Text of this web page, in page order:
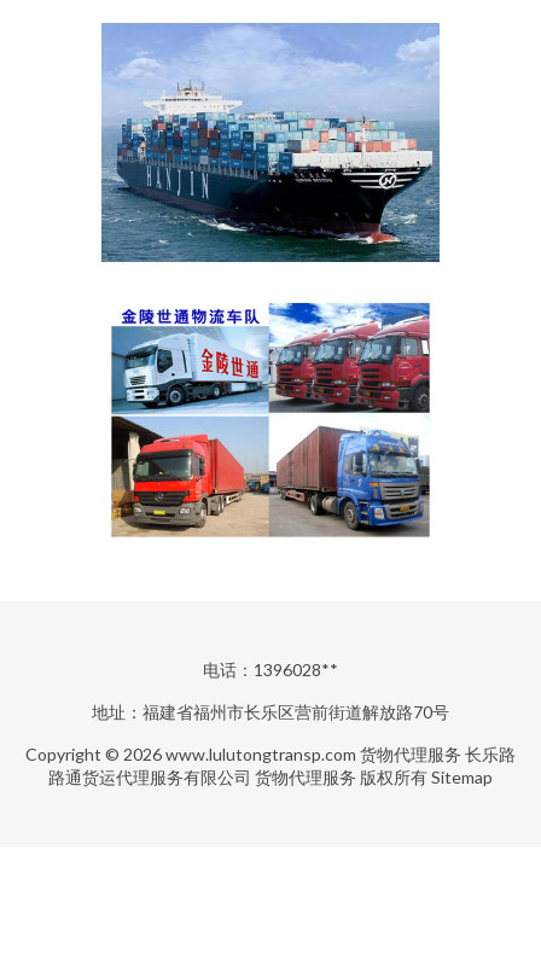
电话：1396028**
地址：福建省福州市长乐区营前街道解放路70号
Copyright © 2026www.lulutongtransp.com 货物代理服务 长乐路
路通货运代理服务有限公司 货物代理服务 版权所有Sitemap